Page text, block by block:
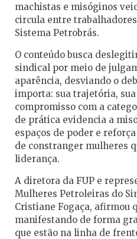
machistas e misóginos
circula entre
Sistema Petrobrás.
O conteúdo busca
sindical por meio de
aparência, desviando o
importa: sua trajetória,
compromisso com a
de prática evidencia a
espaços de poder e
de constranger mulheres
liderança.
A diretora da FUP e
Mulheres Petroleiras do
Cristiane Fogaça, afirmou
manifestando de forma
que estão na linha de